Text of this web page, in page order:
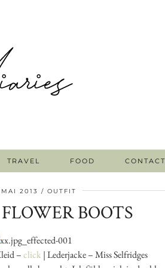
TRAVEL FOOD CONTACT
2013 OUTFIT
BOOTS
–click | Lederjacke – Miss Selfridges